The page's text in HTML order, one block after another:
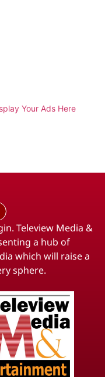
Your Ads Here
Teleview Media &
a hub of
which will raise a
sphere.